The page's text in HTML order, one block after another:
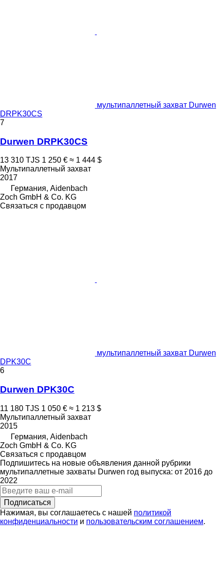
мультипаллетный захват Durwen
DRPK30CS
7
Durwen DRPK30CS
13 310 TJS 1 250 € ≈ 1 444 $
Мультипаллетный захват
2017
Германия, Aidenbach
Zoch GmbH & Co. KG
Связаться с продавцом
мультипаллетный захват Durwen
DPK30C
6
Durwen DPK30C
11 180 TJS 1 050 € ≈ 1 213 $
Мультипаллетный захват
2015
Германия, Aidenbach
Zoch GmbH & Co. KG
Связаться с продавцом
Подпишитесь на новые объявления данной рубрики
мультипаллетные захваты Durwen год выпуска: от 2016 до
2022
Подписаться
Нажимая, вы соглашаетесь с нашей политикой
конфиденциальности и пользовательским соглашением.